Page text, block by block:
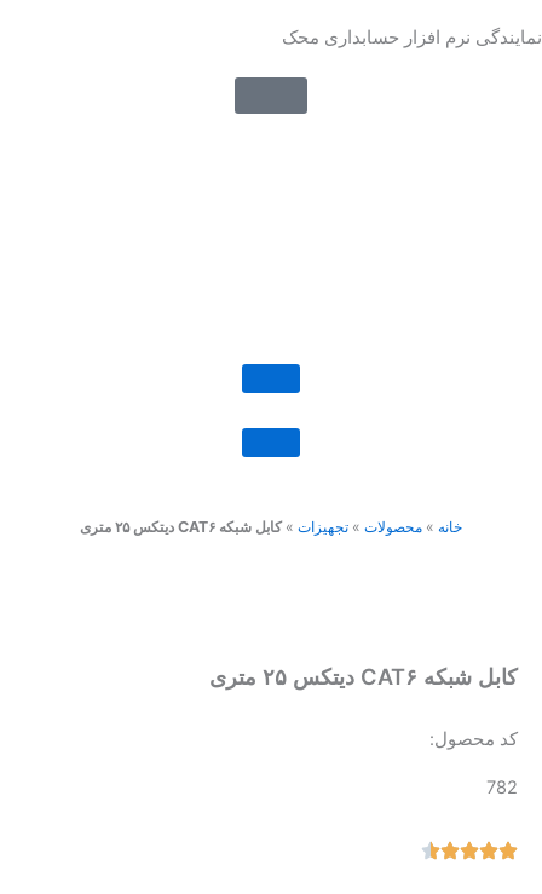
به
نمایندگی نرم افزار حسابداری محک
خانه » محصولات » تجهیزات »کابل شبکه CAT۶ دیتکس ۲۵ متری
کابل شبکه CAT۶ دیتکس ۲۵ متری
کد محصول:
782